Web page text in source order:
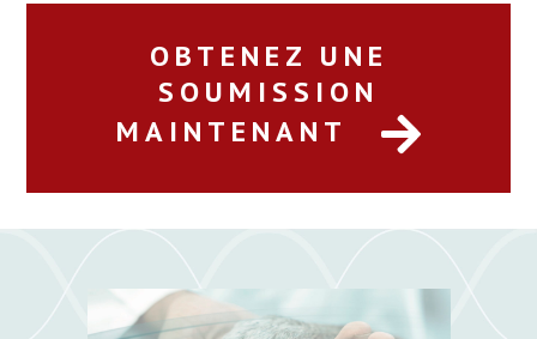
OBTENEZ UNE
SOUMISSION
MAINTENANT